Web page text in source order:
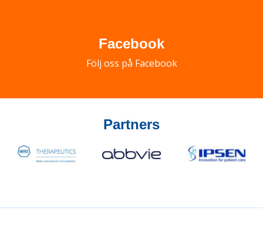
Facebook
Följ oss på Facebook
Partners